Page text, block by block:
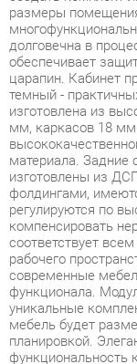
царапин. Кабинет
темный -
изготовлена из
мм, каркасов 18
материала. Задние
изготовлены из
фолдингами,
регулируются по
компенсировать
соответствует
рабочего
современные
функционала.
уникальные
мебель будет
планировкой.
функциональность
возможности для
удобного
пространство за
линий. Это